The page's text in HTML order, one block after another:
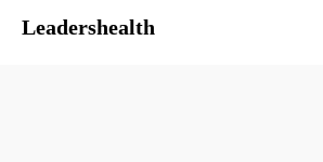
Leadershealth